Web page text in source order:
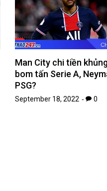
Man City chi tiền
bom tấn Serie A,
PSG?
September 18, 2022 0